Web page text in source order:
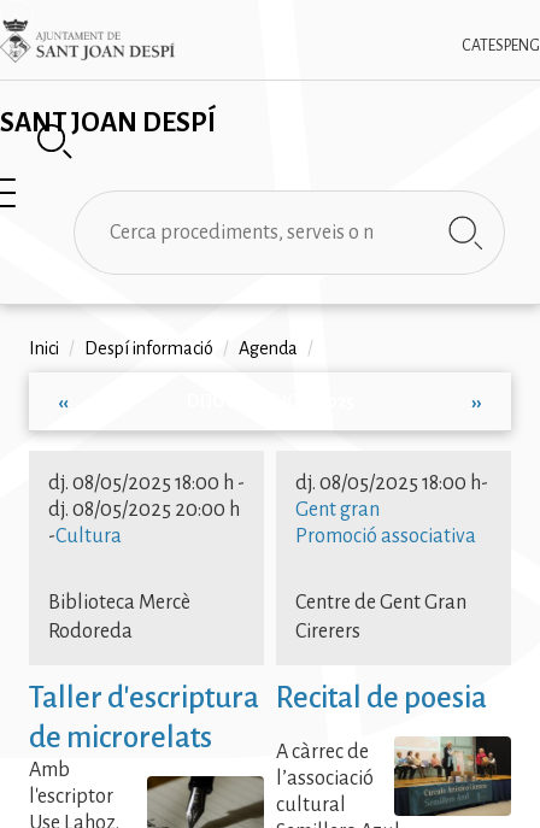
Vés
al
contingut
SANT JOAN DESPÍ
CAT ESPENG
Imatge
✕
Cerca
Fil
d'ariadna
Inici / Despí informació / Agenda /
Paginació
‹‹ ››
dj. 08/05/2025 18:00 h -
dj. 08/05/2025 20:00 h
-Cultura
Biblioteca Mercè
Rodoreda
Taller d'escriptura
de microrelats
Amb
l'escriptor
Use Lahoz.
dj. 08/05/2025 18:00 h-
Gent gran
Promoció associativa
Centre de Gent Gran
Cirerers
Recital de poesia
A càrrec de
l’associació
cultural